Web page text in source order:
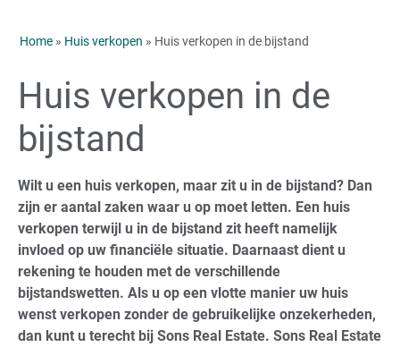
Home » Huis verkopen » Huis verkopen in de bijstand
Huis verkopen in de
bijstand
Wilt u een huis verkopen, maar zit u in de bijstand? Dan
zijn er aantal zaken waar u op moet letten. Een huis
verkopen terwijl u in de bijstand zit heeft namelijk
invloed op uw financiële situatie. Daarnaast dient u
rekening te houden met de verschillende
bijstandswetten. Als u op een vlotte manier uw huis
wenst verkopen zonder de gebruikelijke onzekerheden,
dan kunt u terecht bij Sons Real Estate. Sons Real Estate